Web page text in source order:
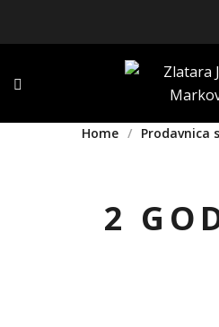
2
Home Prodavnica